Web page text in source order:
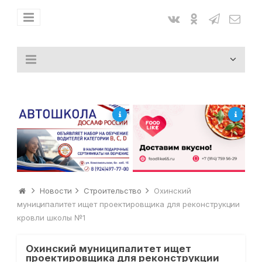
Новости Строительство
Охинский
муниципалитет ищет проектировщика для реконструкции
кровли школы №1
Охинский муниципалитет ищет
проектировщика для реконструкции